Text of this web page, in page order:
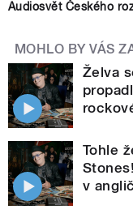
Audiosvět Českého
MOHLO BY VÁS
Želva
Tohle
v